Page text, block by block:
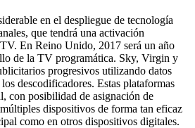
en el despliegue de tecnología
que tendrá una activación
En Reino Unido, 2017 será un año
de la TV programática. Sky, Virgin y
progresivos utilizando datos
descodificadores. Estas plataformas
con posibilidad de asignación de
dispositivos de forma tan eficaz
como en otros dispositivos digitales.